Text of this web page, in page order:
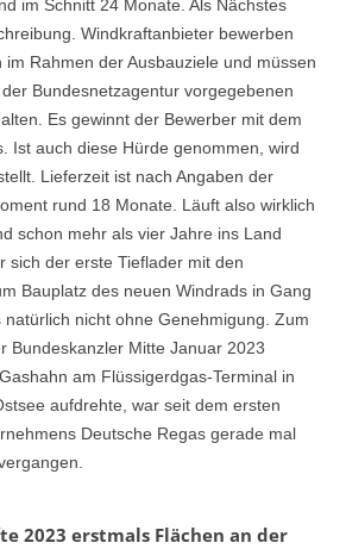
im Schnitt 24 Monate. Als Nächstes
Windkraftanbieter bewerben
im Rahmen der Ausbauziele und müssen
Bundesnetzagentur vorgegebenen
Es gewinnt der Bewerber mit dem
Ist auch diese Hürde genommen, wird
Lieferzeit ist nach Angaben der
rund 18 Monate. Läuft also wirklich
schon mehr als vier Jahre ins Land
sich der erste Tieflader mit den
Bauplatz des neuen Windrads in Gang
natürlich nicht ohne Genehmigung. Zum
Bundeskanzler Mitte Januar 2023
am Flüssigerdgas-Terminal in
aufdrehte, war seit dem ersten
Deutsche Regas gerade mal
2023 erstmals Flächen an der